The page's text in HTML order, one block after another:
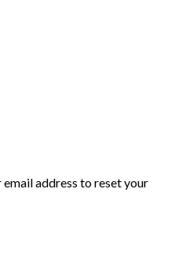
email address to reset your